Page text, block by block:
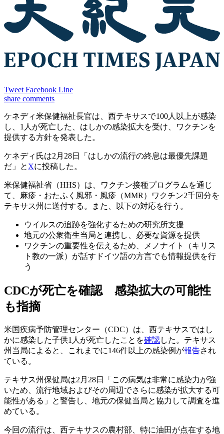
Tweet Facebook Line
share comments
ケネディ米保健福祉長官は、西テキサスで100人以上が感染
し、1人が死亡した、はしかの感染拡大を受け、ワクチンを
提供する方針を発表した。
ケネディ氏は2月28日「はしかの流行の終息は最優先課題
だ」と Xに投稿した。
米保健福祉省（HHS）は、ワクチン接種プログラムを通じ
て、麻疹・おたふく風邪・風疹（MMR）ワクチン2千回分を
テキサス州に送付する。また、以下の対応を行う。
ウイルスの追跡を強化するための研究所支援
地元の公衆衛生当局と連携し、必要な資源を提供
ワクチンの重要性を伝えるため、メノナイト（キリス
ト教の一派）が話すドイツ語の方言でも情報提供を行
う
CDCが死亡を確認 感染拡大の可能性
も指摘
米国疾病予防管理センター（CDC）は、西テキサスではし
かに感染した子供1人が死亡したことを確認した。テキサス
州当局によると、これまでに146件以上の感染例が報告され
ている。
テキサス州保健局は2月28日「この病気は非常に感染力が強
いため、流行地域およびその周辺でさらに感染が拡大する可
能性がある」と警告し、地元の保健当局と協力して調査を進
めている。
今回の流行は、西テキサスの農村部、特に油田が点在する地